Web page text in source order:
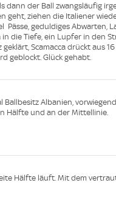
dann der Ball zwangsläufig
geht, ziehen die Italiener
Pässe, geduldiges Abwarten,
in die Tiefe, ein Lupfer in den
geklärt, Scamacca drückt aus
geblockt. Glück gehabt.
Ballbesitz Albanien,
Hälfte und an der Mittellinie.
Hälfte läuft. Mit dem